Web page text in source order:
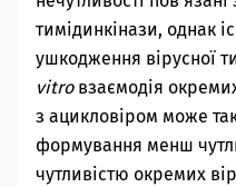
тимідинкінази, однак
ушкодження вірусної
vitro взаємодія
з ацикловіром може
формування менш
чутливістю окремих